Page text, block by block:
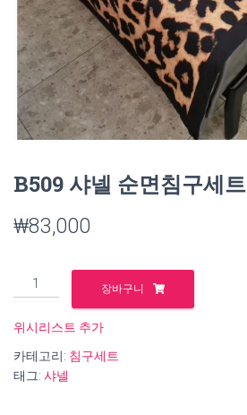
B509 샤넬 순면침구세트
₩83,000
B509
샤
순
면
침
장바구니
위시리스트 추가
카테고리: 침구세트
태그: 샤넬